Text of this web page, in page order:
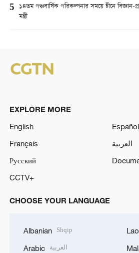
5 ১৪তম পঞ্চবার্ষিক পরিকল্পনার সময়ে চীনে বিজ্ঞান-
মন্ত্রী
EXPLORE MORE
English
Español
Français
العربية
Русский
CCTV+
CHOOSE YOUR LANGUAGE
Albanian Shqip
Arabic العربية
Lao